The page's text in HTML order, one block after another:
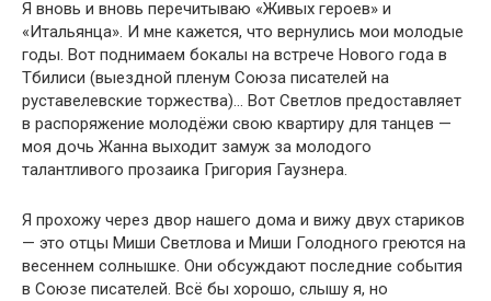
Я вновь и вновь перечитываю «Живых героев» и
«Итальянца». И мне кажется, что вернулись мои молодые
годы. Вот поднимаем бокалы на встрече Нового года в
Тбилиси (выездной пленум Союза писателей на
руставелевские торжества)… Вот Светлов предоставляет
в распоряжение молодёжи свою квартиру для танцев —
моя дочь Жанна выходит замуж за молодого
талантливого прозаика Григория Гаузнера.
Я прохожу через двор нашего дома и вижу двух стариков
— это отцы Миши Светлова и Миши Голодного греются на
весеннем солнышке. Они обсуждают последние события
в Союзе писателей. Всё бы хорошо, слышу я, но